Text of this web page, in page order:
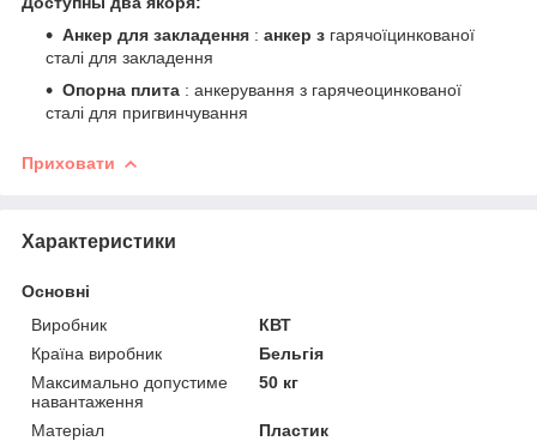
Анкер для закладення : анкер з гарячоїцинкованої
сталі для закладення
Опорна плита : анкерування з гарячеоцинкованої
сталі для пригвинчування
Приховати
Характеристики
Основні
Виробник
КВТ
Країна виробник
Бельгія
Максимально допустиме
навантаження
50 кг
Матеріал
Пластик